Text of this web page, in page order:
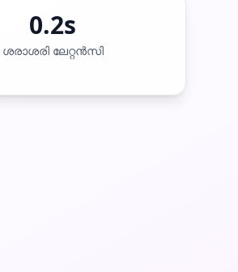
0.2s
ശരാശരി ലേറ്റൻസി